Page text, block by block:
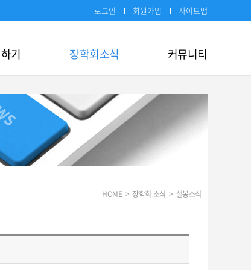
로그인 회원가입 사이트맵
기 장학회소식 커뮤니티
HOME > 장학회 소식 > 설봉소식